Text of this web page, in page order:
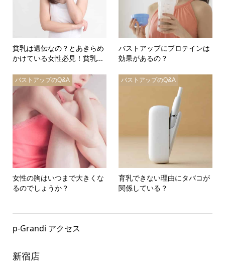
貧乳は遺伝なの？とあきらめ
かけている女性必見！貧乳...
バストアップにプロテインは
効果があるの？
バストアップのQ&A
女性の胸はいつまで大きくな
るのでしょうか？
バストアップのQ&A
育乳できない理由にタバコが
関係している？
p-Grandi アクセス
新宿店